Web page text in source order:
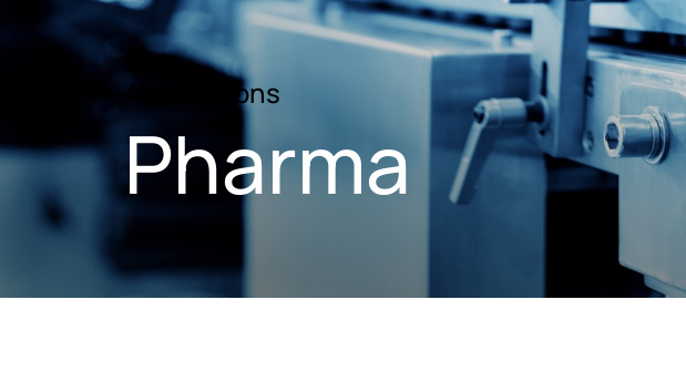
Applications
Pharma